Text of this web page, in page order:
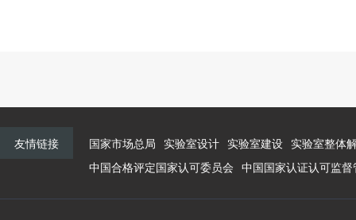
友情链接 国家市场总局 实验室设计 实验室建设 实验室整体
中国合格评定国家认可委员会 中国国家认证认可监